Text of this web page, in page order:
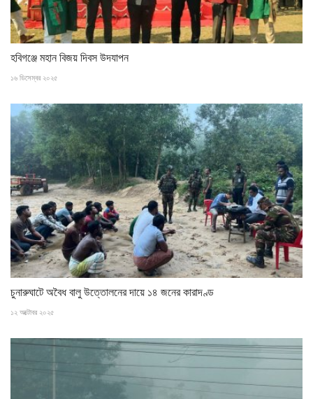
‎হবিগঞ্জে মহান বিজয় দিবস উদযাপন
১৬ ডিসেম্বর ২০২৫
‎চুনারুঘাটে অবৈধ বালু উত্তোলনের দায়ে ১৪ জনের কারাদণ্ড
১২ অক্টোবর ২০২৫